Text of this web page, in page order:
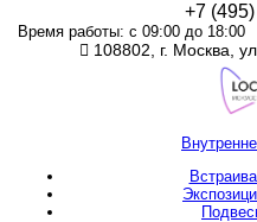
+7
Время работы: с 09:00 до 18:00
108802, г. Москва,